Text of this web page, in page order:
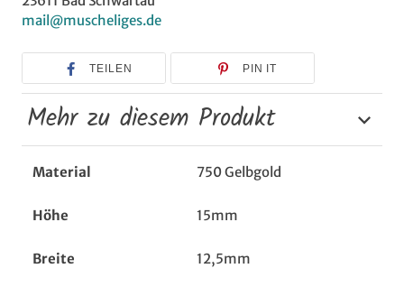
mail@muscheliges.de
TEILEN PIN IT
Mehr zu diesem Produkt
Material 750 Gelbgold
Höhe 15mm
Breite 12,5mm